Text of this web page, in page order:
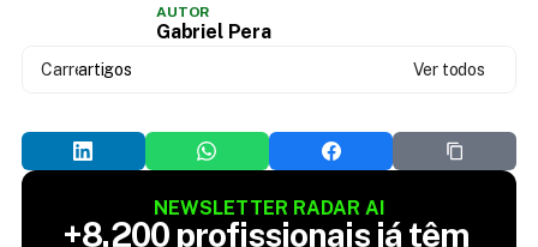
AUTOR
Gabriel Pera
Carregando...
artigos Ver todos
NEWSLETTER RADAR AI